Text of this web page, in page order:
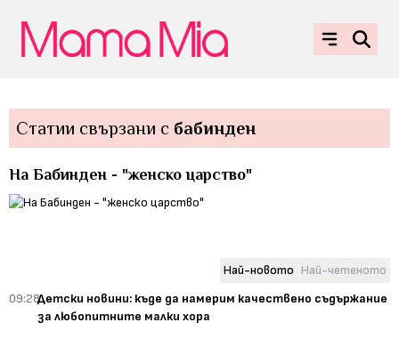
Статии свързани с бабинден
На Бабинден - "женско царство"
Най-новото Най-четеното
09:28Детски новини: къде да намерим качествено съдържание
за любопитните малки хора